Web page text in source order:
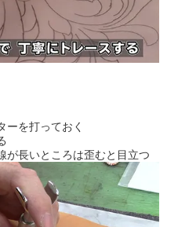
ーを打っておく
が長いところは歪むと目立つ